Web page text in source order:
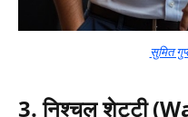
सुमित
3. निश्चल शेट्टी